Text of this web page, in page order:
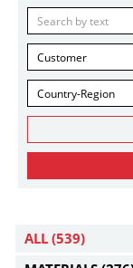
Customer
Country-Region
ALL (539)